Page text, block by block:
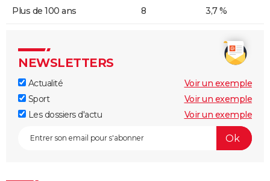
Plus de 100 ans 8 3,7 %
NEWSLETTERS
Actualité
Voir un exemple
Sport
Voir un exemple
Les dossiers d'actu
Voir un exemple